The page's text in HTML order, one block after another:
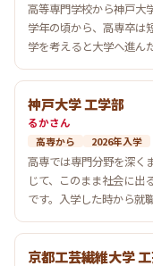
高等専門学校から神戸大
学年の頃から、高専卒は
学を考えると大学へ進ん
神戸大学 工学部
るかさん
高専から
2026年入学
高専では専門分野を深く
じて、このまま社会に出
です。入学した時から就
京都工芸繊維大学